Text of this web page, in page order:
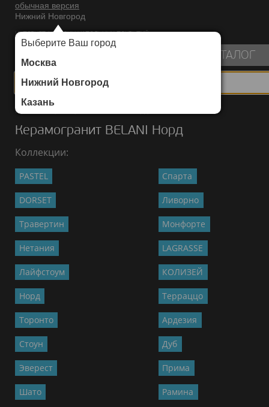
обычная версия
Нижний Новгород
Выберите Ваш город
Москва
Нижний Новгород
Казань
ИНТЕРНЕТ-МАГАЗИН НАПОЛЬНЫХ ПОКРЫТИЙ
КАТАЛОГ
Каталог
Керамогранит BELANI Норд
Коллекции:
PASTEL Спарта
DORSET Ливорно
Травертин Монфорте
Нетания LAGRASSE
Лайфстоум КОЛИЗЕЙ
Норд Терраццо
Торонто Ардезия
Стоун Дуб
Эверест Прима
Шато Рамина